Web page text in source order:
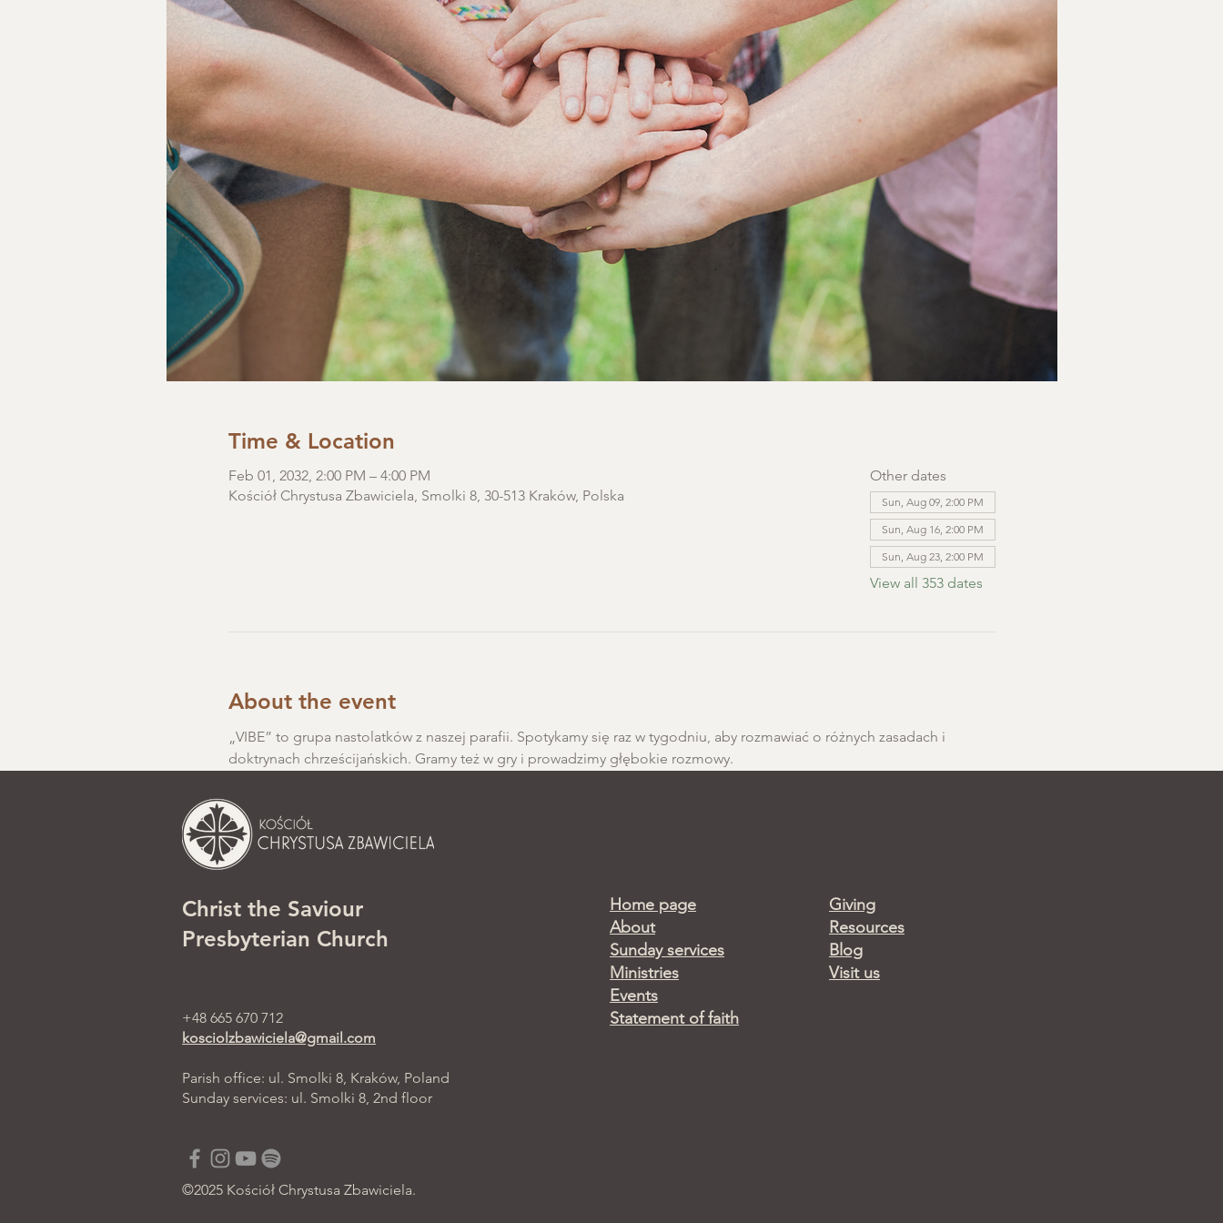
Time & Location
Feb 01, 2032, 2:00 PM – 4:00 PM
Kościół Chrystusa Zbawiciela, Smolki 8, 30-513 Kraków, Polska
Other dates
Sun, Aug 09, 2:00 PM
Sun, Aug 16, 2:00 PM
Sun, Aug 23, 2:00 PM
View all 353 dates
About the event
„VIBE” to grupa nastolatków z naszej parafii. Spotykamy się raz w tygodniu, aby rozmawiać o różnych zasadach i
doktrynach chrześcijańskich. Gramy też w gry i prowadzimy głębokie rozmowy.
Christ the Saviour
Presbyterian Church
+48 665 670 712
kosciolzbawiciela@gmail.com
Parish office: ul. Smolki 8, Kraków, Poland
Sunday services: ul. Smolki 8, 2nd floor
Home page
About
Sunday services
Ministries
Events
Statement of faith
Giving
Resources
Blog
Visit us
©2025 Kościół Chrystusa Zbawiciela.